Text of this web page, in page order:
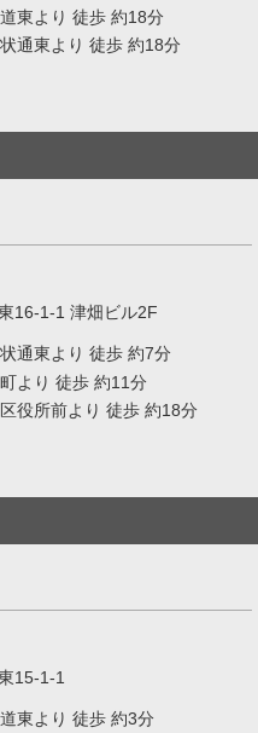
東より 徒歩 約18分
通東より 徒歩 約18分
16-1-1 津畑ビル2F
通東より 徒歩 約7分
より 徒歩 約11分
役所前より 徒歩 約18分
15-1-1
東より 徒歩 約3分